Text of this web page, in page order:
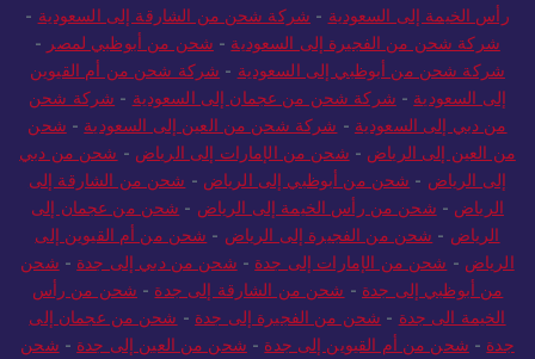
رأس الخيمة إلى السعودية - شركة شحن من الشارقة إلى السعودية -
شركة شحن من الفجيرة إلى السعودية - شحن من أبوظبي لمصر -
شركة شحن من أبوظبي إلى السعودية - شركة شحن من أم القيوين
إلى السعودية - شركة شحن من عجمان إلى السعودية - شركة شحن
من دبي إلى السعودية - شركة شحن من العين إلى السعودية - شحن
من العين إلى الرياض - شحن من الإمارات إلى الرياض - شحن من دبي
إلى الرياض - شحن من أبوظبي إلى الرياض - شحن من الشارقة إلى
الرياض - شحن من رأس الخيمة إلى الرياض - شحن من عجمان إلى
الرياض - شحن من الفجيرة إلى الرياض - شحن من أم القيوين إلى
الرياض - شحن من الإمارات إلى جدة - شحن من دبي إلى جدة - شحن
من أبوظبي إلى جدة - شحن من الشارقة إلى جدة - شحن من رأس
الخيمة الى جدة - شحن من الفجيرة إلى جدة - شحن من عجمان إلى
جدة - شحن من أم القيوين إلى جدة - شحن من العين إلى جدة - شحن